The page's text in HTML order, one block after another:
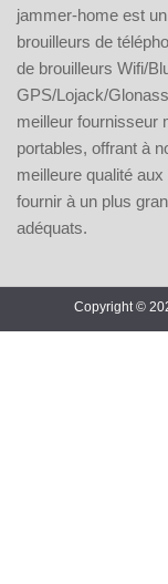
jammer-home est
brouilleurs de
de brouilleurs Wifi/
GPS/Lojack/
meilleur fournisseur
portables, offrant à
meilleure qualité
fournir à un plus
adéquats.
Copyright ©